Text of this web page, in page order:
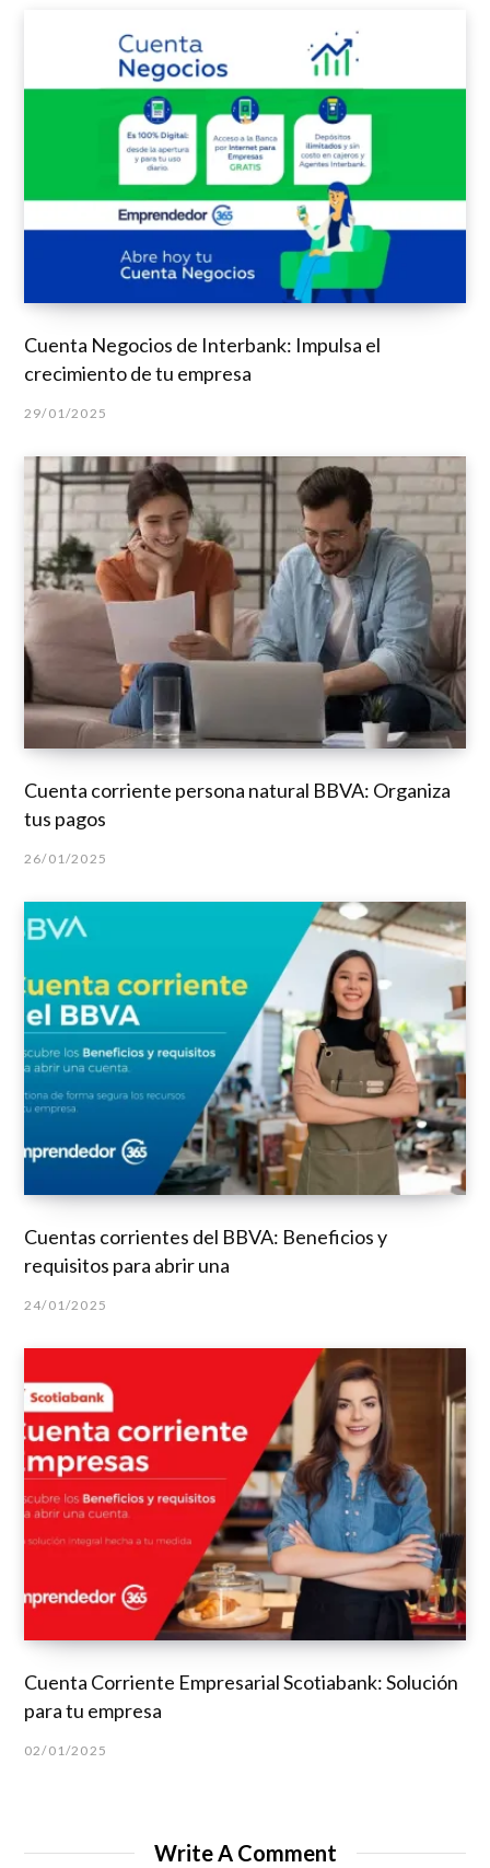
Cuenta Negocios de Interbank: Impulsa el
crecimiento de tu empresa
29/01/2025
Cuenta corriente persona natural BBVA: Organiza
tus pagos
26/01/2025
Cuentas corrientes del BBVA: Beneficios y
requisitos para abrir una
24/01/2025
Cuenta Corriente Empresarial Scotiabank: Solución
para tu empresa
02/01/2025
Write A Comment